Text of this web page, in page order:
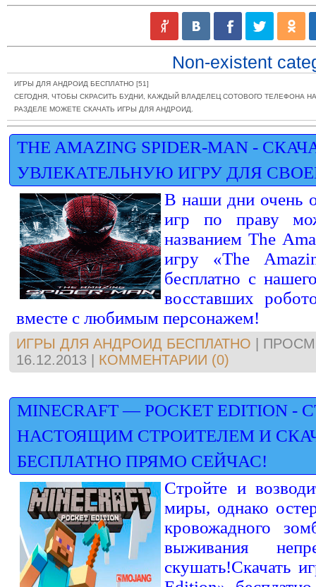
Non-existent
ИГРЫ ДЛЯ АНДРОИД БЕСПЛАТНО [51]
СЕГОДНЯ, ЧТОБЫ СКРАСИТЬ БУДНИ, КАЖДЫЙ ВЛАДЕЛЕЦ СОТОВОГО ТЕЛЕФОНА
РАЗДЕЛЕ МОЖЕТЕ СКАЧАТЬ ИГРЫ ДЛЯ АНДРОИД.
THE AMAZING SPIDER-MAN -
УВЛЕКАТЕЛЬНУЮ ИГРУ ДЛЯ
В наши дни очень
игр по праву
названием The
игру «The
бесплатно с
восставших
вместе с любимым персонажем!
ИГРЫ ДЛЯ АНДРОИД БЕСПЛАТНО
16.12.2013
КОММЕНТАРИИ (0)
MINECRAFT — POCKET EDITION -
НАСТОЯЩИМ СТРОИТЕЛЕМ И
БЕСПЛАТНО ПРЯМО СЕЙЧАС!
Стройте и
миры, однако
кровожадного
выживания
скушать!Скачать